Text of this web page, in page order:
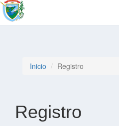
Inicio Registro
Registro